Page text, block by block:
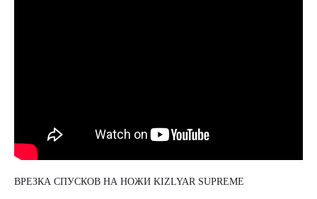
ВРЕЗКА СПУСКОВ НА НОЖИ KIZLYAR SUPREME